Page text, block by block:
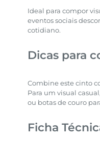
Ideal para compor
eventos sociais
cotidiano.
Dicas para
Combine este cinto
Para um visual
ou botas de couro
Ficha